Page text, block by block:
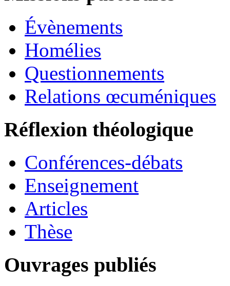
Évènements
Homélies
Questionnements
Relations œcuméniques
Réflexion théologique
Conférences-débats
Enseignement
Articles
Thèse
Ouvrages publiés